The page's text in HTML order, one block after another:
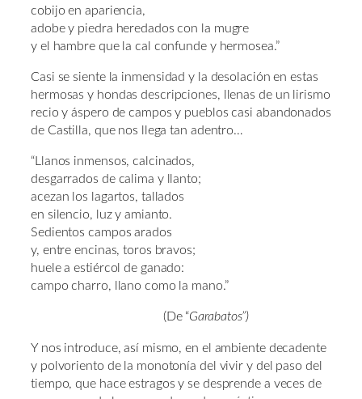
cobijo en apariencia,
adobe y piedra heredados con la mugre
y el hambre que la cal confunde y hermosea.”
Casi se siente la inmensidad y la desolación en estas
hermosas y hondas descripciones, llenas de un lirismo
recio y áspero de campos y pueblos casi abandonados
de Castilla, que nos llega tan adentro…
“Llanos inmensos, calcinados,
desgarrados de calima y llanto;
acezan los lagartos, tallados
en silencio, luz y amianto.
Sedientos campos arados
y, entre encinas, toros bravos;
huele a estiércol de ganado:
campo charro, llano como la mano.”
(De “Garabatos”)
Y nos introduce, así mismo, en el ambiente decadente
y polvoriento de la monotonía del vivir y del paso del
tiempo, que hace estragos y se desprende a veces de